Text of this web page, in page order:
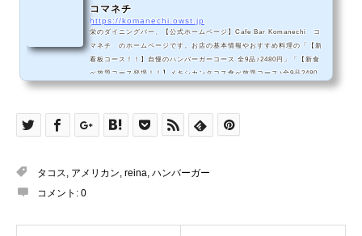
コマネチ
https://komanechi.owst.jp
栄のダイニングバー、【公式ホームページ】Cafe Bar Komanechi コ
マネチ のホームページです。お店の基本情報やおすすめ料理の「【新
看板コース！！】自慢のハンバーガーコース 全9品♪2480円」「【新食
べ放題コース登場！！】メキシカンタコス食べ放題コース♪全9品2480
円」「自家製バースデー・チーズケーキ、記念撮影付き2980円コース
タコス アメリカン reina ハンバーガー
コメント: 0